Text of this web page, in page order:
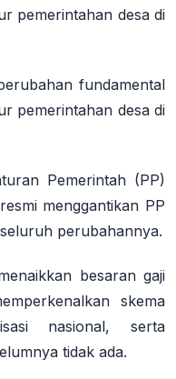
pemerintahan desa di
fundamental
pemerintahan desa di
Pemerintah (PP)
menggantikan PP
perubahannya.
besaran gaji
skema
nasional, serta
tidak ada.